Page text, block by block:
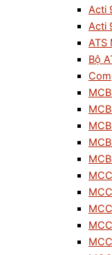
Acti
Acti
ATS
Bộ